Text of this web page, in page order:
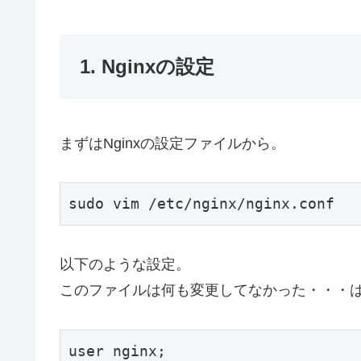
1. Nginxの設定
まずはNginxの設定ファイルから。
sudo vim /etc/nginx/nginx.conf
以下のような設定。
このファイルは何も変更してなかった・・・
user nginx;